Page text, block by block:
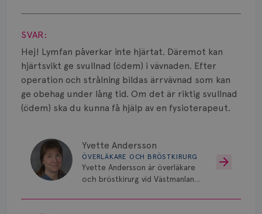
Visa svar
SVAR:
Hej! Lymfan påverkar inte hjärtat. Däremot kan
hjärtsvikt ge svullnad (ödem) i vävnaden. Efter
operation och strålning bildas ärrvävnad som kan
ge obehag under lång tid. Om det är riktig svullnad
(ödem) ska du kunna få hjälp av en fysioterapeut.
Yvette Andersson
ÖVERLÄKARE OCH BRÖSTKIRURG
Yvette Andersson är överläkare
och bröstkirurg vid Västmanlands
Smärta
Risker
Spridd bröstcancer
Vätska